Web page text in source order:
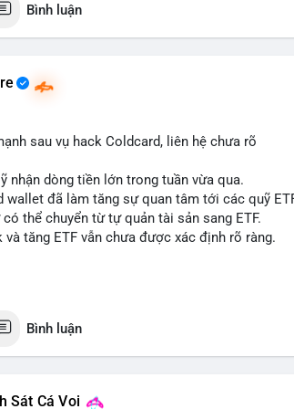
bù đắp biến động.
Kông bắt đầu cấp giấy phép stablecoin
nhận crypto là tài sản pháp lý, thiết lập tiền lệ
luật cơ cấu thị trường crypto sớm, dù vẫn còn
#btc #eth #sol #xrp #cc #sky #sand
Bình luận
sau vụ hack Coldcard, liên hệ chưa rõ
nhận dòng tiền lớn trong tuần vừa qua.
wallet đã làm tăng sự quan tâm tới các quỹ
thể chuyển từ tự quản tài sản sang ETF.
và tăng ETF vẫn chưa được xác định rõ ràng.
Bình luận
Sát Cá Voi